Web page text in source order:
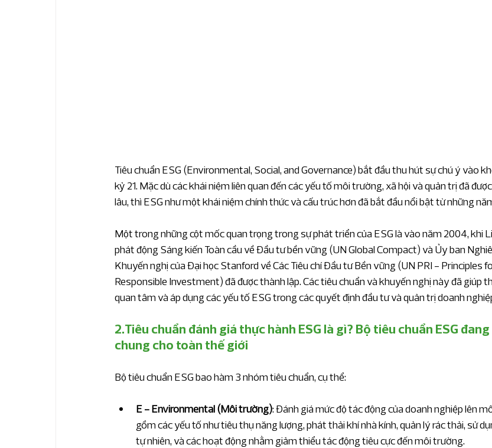
Tiêu chuẩn ESG (Environmental, Social, and Governance) bắt đầu thu hút sự chú ý vào
kỷ 21. Mặc dù các khái niệm liên quan đến các yếu tố môi trường, xã hội và quản trị đã
lâu, thì ESG như một khái niệm chính thức và cấu trúc hơn đã bắt đầu nổi bật từ những
Một trong những cột mốc quan trọng trong sự phát triển của ESG là vào năm 2004, khi
phát động Sáng kiến Toàn cầu về Đầu tư bền vững (UN Global Compact) và Ủy ban
Khuyến nghị của Đại học Stanford về Các Tiêu chí Đầu tư Bền vững (UN PRI - Principles
Responsible Investment) đã được thành lập. Các tiêu chuẩn và khuyến nghị này đã giúp
quan tâm và áp dụng các yếu tố ESG trong các quyết định đầu tư và quản trị doanh
2.Tiêu chuẩn đánh giá thực hành ESG là gì? Bộ tiêu chuẩn ESG
chung cho toàn thế giới
Bộ tiêu chuẩn ESG bao hàm 3 nhóm tiêu chuẩn, cụ thể:
E - Environmental (Môi trường): Đánh giá mức độ tác động của doanh nghiệp lên
gồm các yếu tố như tiêu thụ năng lượng, phát thải khí nhà kính, quản lý rác thải, sử
tự nhiên, và các hoạt động nhằm giảm thiểu tác động tiêu cực đến môi trường.